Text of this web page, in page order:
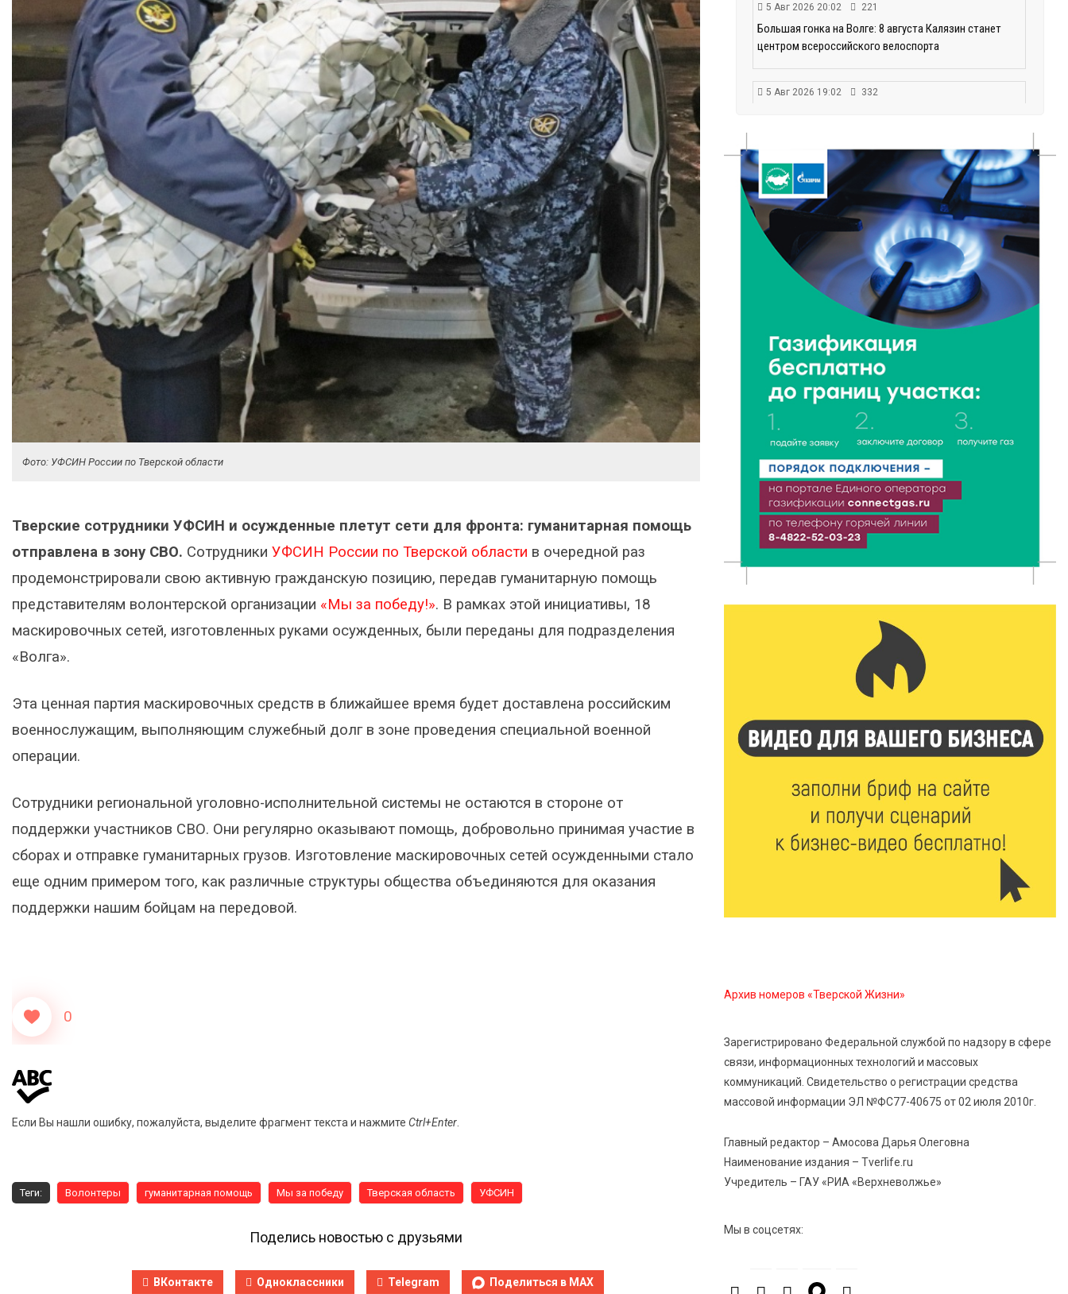
Фото: УФСИН России по Тверской области
Тверские сотрудники УФСИН и осужденные плетут сети для фронта: гуманитарная помощь
отправлена в зону СВО. Сотрудники УФСИН России по Тверской области в очередной раз
продемонстрировали свою активную гражданскую позицию, передав гуманитарную помощь
представителям волонтерской организации «Мы за победу!». В рамках этой инициативы, 18
маскировочных сетей, изготовленных руками осужденных, были переданы для подразделения
«Волга».
Эта ценная партия маскировочных средств в ближайшее время будет доставлена российским
военнослужащим, выполняющим служебный долг в зоне проведения специальной военной
операции.
Сотрудники региональной уголовно-исполнительной системы не остаются в стороне от
поддержки участников СВО. Они регулярно оказывают помощь, добровольно принимая участие в
сборах и отправке гуманитарных грузов. Изготовление маскировочных сетей осужденными стало
еще одним примером того, как различные структуры общества объединяются для оказания
поддержки нашим бойцам на передовой.
0
Если Вы нашли ошибку, пожалуйста, выделите фрагмент текста и нажмите Ctrl+Enter
Теги: Волонтеры гуманитарная помощь Мы за победу Тверская область УФСИН
Поделись новостью с друзьями
ВКонтакте Одноклассники Telegram Поделиться в MAX
5 Авг 2026 20:02 221
Большая гонка на Волге: 8 августа Калязин станет
центром всероссийского велоспорта
5 Авг 2026 19:02 332
фестиваль
5 Авг 2026 18:42 177
Виталий Королев: 58 пространств благоустроят в
Верхневолжье
5 Авг 2026 18:07 298
От Святого Августина до кислотных рейвов:
необычная лекция об истории танцевальной
музыки
Завершается обустройство трассы
Витязи — Духовщина — Белый — Нелидово в
Тверской области
5 Авг 2026 16:32 337
«Зарядка со стражем порядка»: как в Нелидово
приобщают детей к здоровому образу жизни
446
Виталий Королев дал старт новым туристическим
5 Авг 2026 15:32 322
физкультурника масштабной Спартакиадой
253
Около 2300 учащихся школ и колледжей прошли
5 Авг 2026 14:44 235
5 Авг 2026 14:32 346
Топ-4 направлений: какие специальности стали
самыми популярными у абитуриентов в 2026 году
5 Авг 2026 14:02 1086
В Введенской церкви Торжка завершился важный
этап реставрации
5 Авг 2026 13:32
Архив номеров «Тверской Жизни»
Зарегистрировано Федеральной службой по надзору в сфере
связи, информационных технологий и массовых
коммуникаций. Свидетельство о регистрации средства
массовой информации ЭЛ №ФС77-40675 от 02 июля 2010г.
Главный редактор – Амосова Дарья Олеговна
Наименование издания – Tverlife.ru
Учредитель – ГАУ «РИА «Верхневолжье»
Мы в соцсетях: